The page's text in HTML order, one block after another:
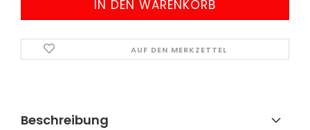
AUF DEN MERKZETTEL
Beschreibung